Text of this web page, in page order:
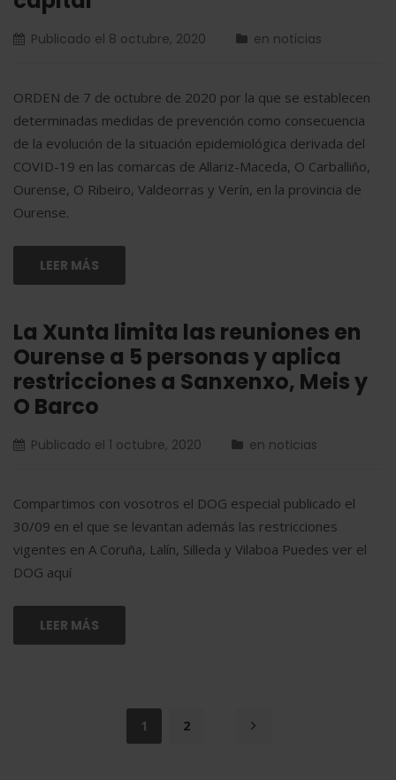
Publicado el 8 octubre, 2020 en noticias
ORDEN de 7 de octubre de 2020 por la que se establecen
determinadas medidas de prevención como consecuencia
de la evolución de la situación epidemiológica derivada del
COVID-19 en las comarcas de Allariz-Maceda, O Carballiño,
Ourense, O Ribeiro, Valdeorras y Verín, en la provincia de
Ourense.
LEER MÁS
La Xunta limita las reuniones en
Ourense a 5 personas y aplica
restricciones a Sanxenxo, Meis y
O Barco
Publicado el 1 octubre, 2020 en noticias
Compartimos con vosotros el DOG especial publicado el
30/09 en el que se levantan además las restricciones
vigentes en A Coruña, Lalín, Silleda y Vilaboa Puedes ver el
DOG aquí
LEER MÁS
1 2